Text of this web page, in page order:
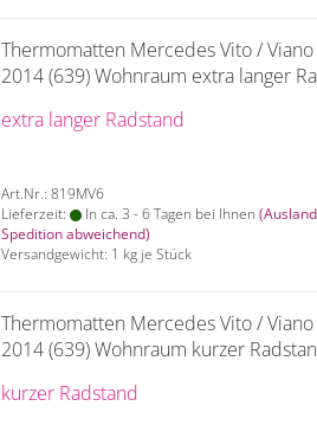
Thermomatten Mercedes Vito /
2014 (639) Wohnraum extra langer
extra langer Radstand
Art.Nr.: 819MV6
Lieferzeit:
In ca. 3 - 6 Tagen bei Ihnen
Spedition abweichend)
Versandgewicht: 1 kg je Stück
Thermomatten Mercedes Vito /
2014 (639) Wohnraum kurzer
kurzer Radstand